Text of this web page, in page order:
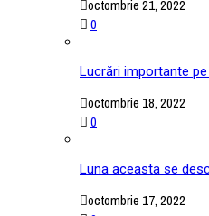
octombrie 21, 2022
0
Lucrări importante
octombrie 18, 2022
0
Luna aceasta se
octombrie 17, 2022